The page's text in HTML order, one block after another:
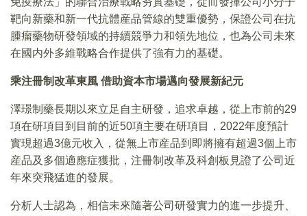
靶向新藥和新一代抗體産品管線的雙重優勢，保證公司在抗
腫瘤藥物研發領域的持續競爭力和領先地位，也為公司未來
在國内外多維戰略合作提供了強有力的基礎。
乘注冊制改革東風 借助資本市場邁向發展新紀元
澤璟制藥長期以來立足自主研發，追求卓越，從上市前的29
項在研項目到目前的近50項主要在研項目，2022年度預計
實現超過3億元收入，從無上市産品到即將擁有超過3個上市
産品及多個適應症獲批，注冊制改革及科創板見證了公司近
年來突飛猛進的發展。
分析人士認為，相信未來隨著公司研發實力的進一步提升、